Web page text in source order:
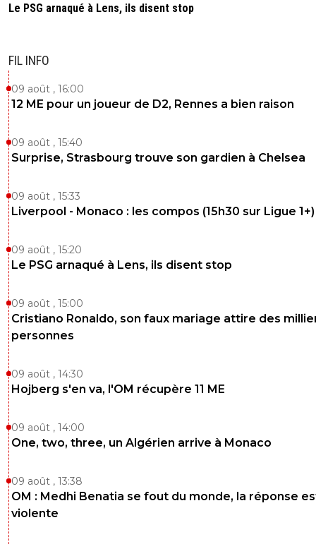
Le PSG arnaqué à Lens, ils disent stop
FIL INFO
09 août , 16:00
12 ME pour un joueur de D2, Rennes a bien raison
09 août , 15:40
Surprise, Strasbourg trouve son gardien à Chelsea
09 août , 15:33
Liverpool - Monaco : les compos (15h30 sur Ligue 1+)
09 août , 15:20
Le PSG arnaqué à Lens, ils disent stop
09 août , 15:00
Cristiano Ronaldo, son faux mariage attire des
personnes
09 août , 14:30
Hojberg s'en va, l'OM récupère 11 ME
09 août , 14:00
One, two, three, un Algérien arrive à Monaco
09 août , 13:38
OM : Medhi Benatia se fout du monde, la réponse
violente